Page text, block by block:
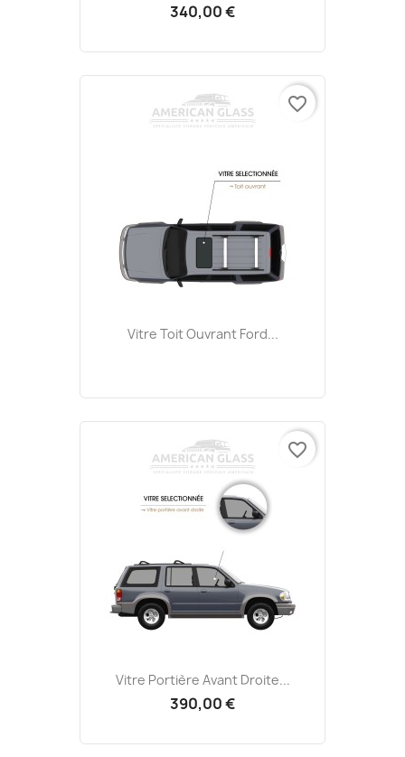
340,00 €
Vitre Toit Ouvrant Ford...
favorite_border
Vitre Portière Avant Droite...
390,00 €
favorite_border